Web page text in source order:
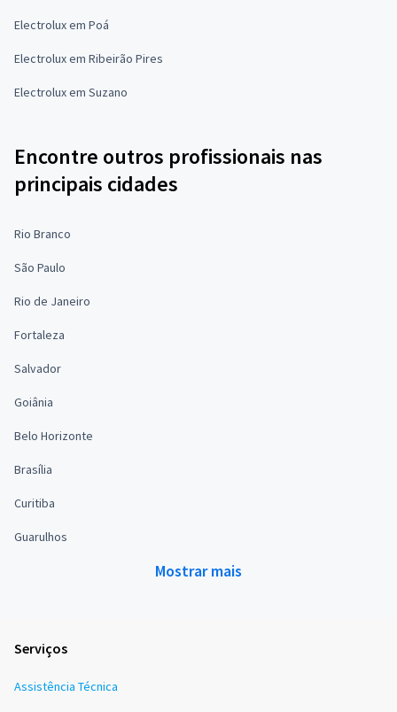
Electrolux em Poá
Electrolux em Ribeirão Pires
Electrolux em Suzano
Encontre outros profissionais nas
principais cidades
Rio Branco
São Paulo
Rio de Janeiro
Fortaleza
Salvador
Goiânia
Belo Horizonte
Brasília
Curitiba
Guarulhos
Mostrar mais
Serviços
Assistência Técnica